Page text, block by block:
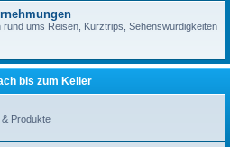
ums Reisen, Kurztrips, Sehenswürdigkeiten
bis zum Keller
Produkte